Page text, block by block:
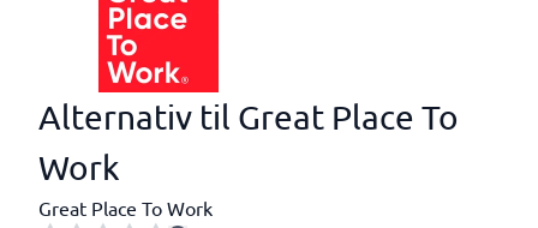
Alternativ til Great Place To
Work
Great Place To Work